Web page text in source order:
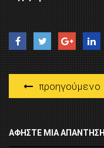
προηγούμενο
ΑΦΉΣΤΕ ΜΙΑ ΑΠΆΝΤΗΣΗ